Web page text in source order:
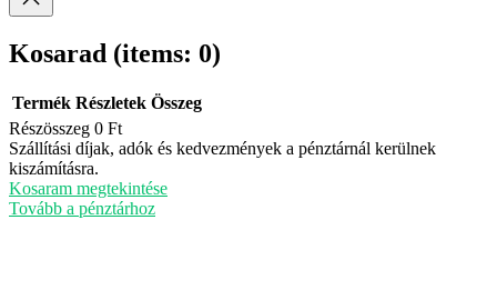
Kosarad (items: 0)
Termékek
a
kosárban
Termék Részletek Összeg
Részösszeg 0 Ft
Szállítási díjak, adók és kedvezmények a pénztárnál kerülnek
kiszámításra.
Kosaram megtekintése
Tovább a pénztárhoz